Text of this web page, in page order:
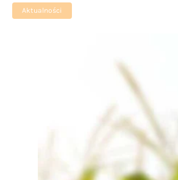
Aktualności